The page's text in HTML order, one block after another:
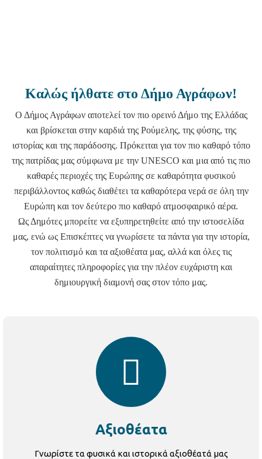
Καλώς ήλθατε στο Δήμο Αγράφων!
Ο Δήμος Αγράφων αποτελεί τον πιο ορεινό Δήμο της Ελλάδας
και βρίσκεται στην καρδιά της Ρούμελης, της φύσης, της
ιστορίας και της παράδοσης. Πρόκειται για τον πιο καθαρό τόπο
της πατρίδας μας σύμφωνα με την UNESCO και μια από τις πιο
καθαρές περιοχές της Ευρώπης σε καθαρότητα φυσικού
περιβάλλοντος καθώς διαθέτει τα καθαρότερα νερά σε όλη την
Ευρώπη και τον δεύτερο πιο καθαρό ατμοσφαιρικό αέρα.
Ως Δημότες μπορείτε να εξυπηρετηθείτε από την ιστοσελίδα
μας, ενώ ως Επισκέπτες να γνωρίσετε τα πάντα για την ιστορία,
τον πολιτισμό και τα αξιοθέατα μας, αλλά και όλες τις
απαραίτητες πληροφορίες για την πλέον ευχάριστη και
δημιουργική διαμονή σας στον τόπο μας.
Αξιοθέατα
Γνωρίστε τα φυσικά και ιστορικά αξιοθέατά μας